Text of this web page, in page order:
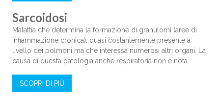
Sarcoidosi
Malattia che determina la formazione di granulomi (aree di
infiammazione cronica), quasi costantemente presente a
livello dei polmoni ma che interessa numerosi altri organi. La
causa di questa patologia anche respiratoria non è nota.
SCOPRI DI PIÙ